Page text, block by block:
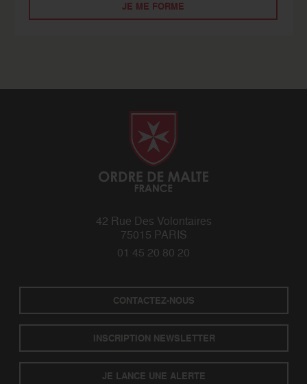
JE ME FORME
42 Rue Des Volontaires
75015 PARIS
01 45 20 80 20
CONTACTEZ-NOUS
INSCRIPTION NEWSLETTER
JE LANCE UNE ALERTE